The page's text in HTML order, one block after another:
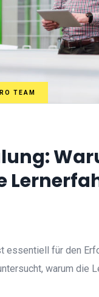
TEAM
essentiell für den
warum die